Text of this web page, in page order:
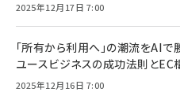
2025年12月17日 7:00
「所有から利用へ」の潮流をAIで
ユースビジネスの成功法則とEC
2025年12月16日 7:00